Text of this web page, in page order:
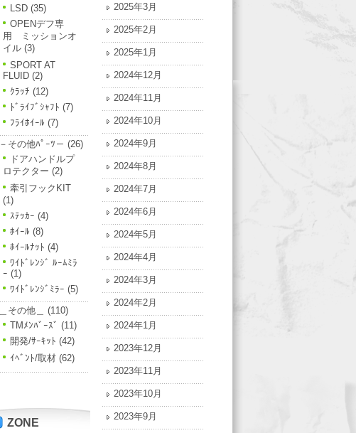
LSD (35)
OPENデフ専
用 ミッションオ
イル (3)
SPORT AT
FLUID (2)
ｸﾗｯﾁ (12)
ﾄﾞﾗｲﾌﾞｼｬﾌﾄ (7)
ﾌﾗｲﾎｲｰﾙ (7)
－その他ﾊﾟｰﾂ－ (26)
ドアハンドルプ
ロテクター (2)
牽引フックKIT
(1)
ｽﾃｯｶｰ (4)
ﾎｲｰﾙ (8)
ﾎｲｰﾙﾅｯﾄ (4)
ﾜｲﾄﾞﾚﾝｼﾞ ﾙｰﾑﾐﾗ
ｰ (1)
ﾜｲﾄﾞﾚﾝｼﾞﾐﾗｰ (5)
＿その他＿
(110)
TMﾒﾝﾊﾞｰｽﾞ (11)
開発/ｻｰｷｯﾄ (42)
ｲﾍﾞﾝﾄ/取材 (62)
ZONE
2025年3月
2025年2月
2025年1月
2024年12月
2024年11月
2024年10月
2024年9月
2024年8月
2024年7月
2024年6月
2024年5月
2024年4月
2024年3月
2024年2月
2024年1月
2023年12月
2023年11月
2023年10月
2023年9月